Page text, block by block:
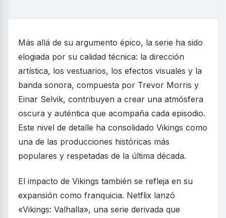
Más allá de su argumento épico, la serie ha sido
elogiada por su calidad técnica: la dirección
artística, los vestuarios, los efectos visuales y la
banda sonora, compuesta por Trevor Morris y
Einar Selvik, contribuyen a crear una atmósfera
oscura y auténtica que acompaña cada episodio.
Este nivel de detalle ha consolidado Vikings como
una de las producciones históricas más
populares y respetadas de la última década.
El impacto de Vikings también se refleja en su
expansión como franquicia. Netflix lanzó
«Vikings: Valhalla», una serie derivada que